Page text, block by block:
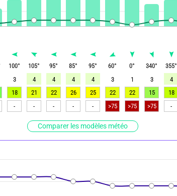
Comparer les modèles météo
100° 105° 95° 85° 95° 60° 0° 340° 355°
3 4 4 4 4 3 1 3 4
18 21 22 26 25 22 22 15 18
- - - - - >75 >75 >75 -